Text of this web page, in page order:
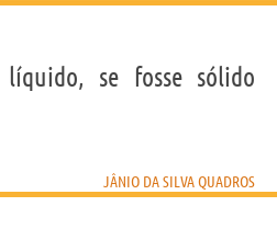
se fosse sólido
JÂNIO DA SILVA QUADROS